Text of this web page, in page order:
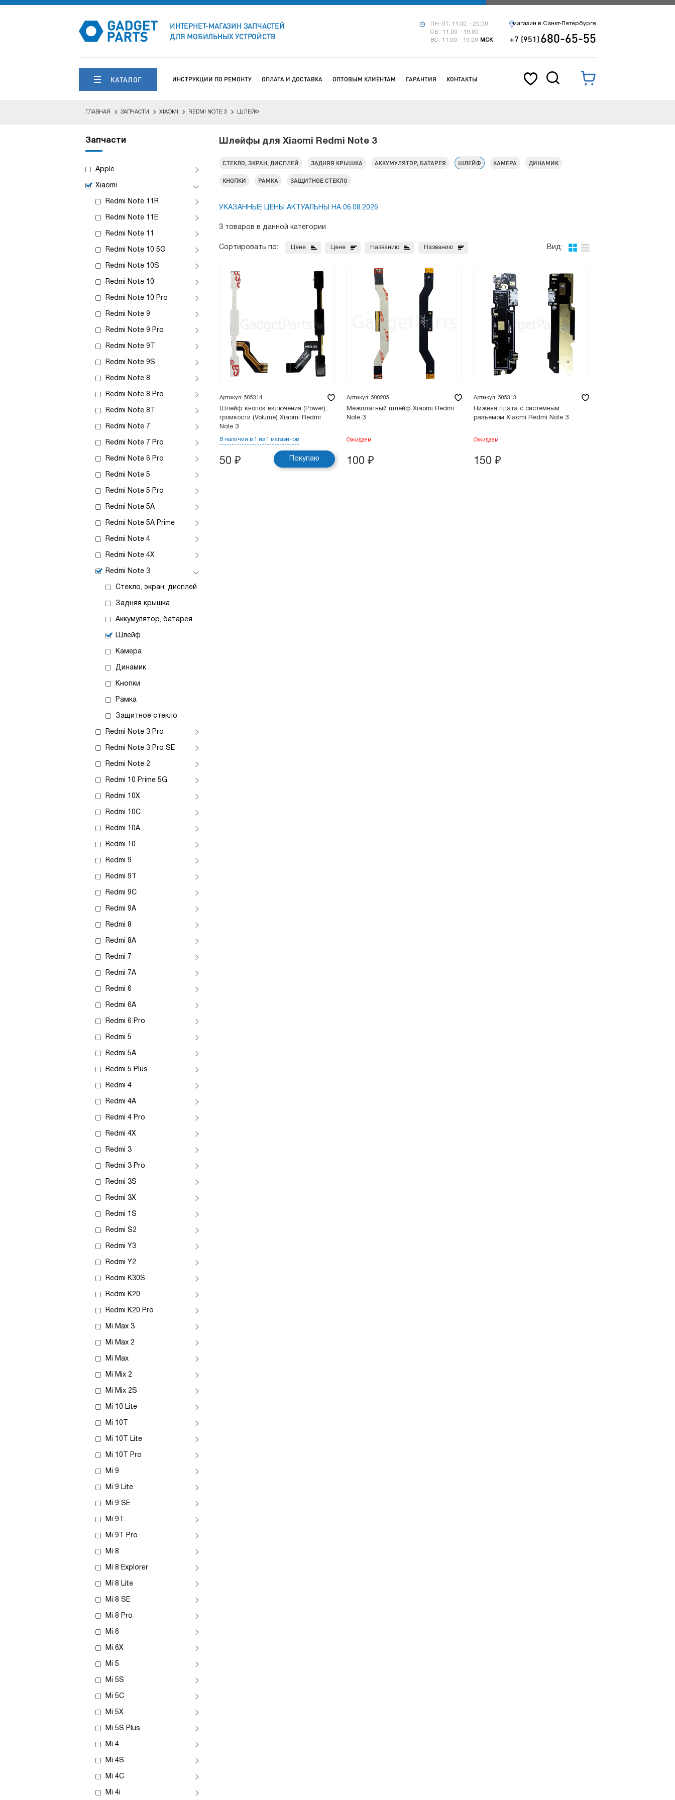
ИНТЕРНЕТ-МАГАЗИН ЗАПЧАСТЕЙ
ДЛЯ МОБИЛЬНЫХ УСТРОЙСТВ
ПН-ПТ: 11:00 - 20:00
СБ: 11:00 - 19:00
ВС: 11:00 - 19:00
МСК
магазин в Санкт-Петербурге
+7 (951)680-65-55
КАТАЛОГ ИНСТРУКЦИИ ПО РЕМОНТУ ОПЛАТА И ДОСТАВКА ОПТОВЫМ КЛИЕНТАМ ГАРАНТИЯ КОНТАКТЫ
ГЛАВНАЯ ЗАПЧАСТИ XIAOMI REDMI NOTE 3 ШЛЕЙФ
Запчасти
Apple
Xiaomi
Redmi Note 11R
Redmi Note 11E
Redmi Note 11
Redmi Note 10 5G
Redmi Note 10S
Redmi Note 10
Redmi Note 10 Pro
Redmi Note 9
Redmi Note 9 Pro
Redmi Note 9T
Redmi Note 9S
Redmi Note 8
Redmi Note 8 Pro
Redmi Note 8T
Redmi Note 7
Redmi Note 7 Pro
Redmi Note 6 Pro
Redmi Note 5
Redmi Note 5 Pro
Redmi Note 5A
Redmi Note 5A Prime
Redmi Note 4
Redmi Note 4X
Redmi Note 3
Стекло, экран, дисплей
Задняя крышка
Аккумулятор, батарея
Шлейф
Камера
Динамик
Кнопки
Рамка
Защитное стекло
Redmi Note 3 Pro
Redmi Note 3 Pro SE
Redmi Note 2
Redmi 10 Prime 5G
Redmi 10X
Redmi 10C
Redmi 10A
Redmi 10
Redmi 9
Redmi 9T
Redmi 9C
Redmi 9A
Redmi 8
Redmi 8A
Redmi 7
Redmi 7A
Redmi 6
Redmi 6A
Redmi 6 Pro
Redmi 5
Redmi 5A
Redmi 5 Plus
Redmi 4
Redmi 4A
Redmi 4 Pro
Redmi 4X
Redmi 3
Redmi 3 Pro
Redmi 3S
Redmi 3X
Redmi 1S
Redmi S2
Redmi Y3
Redmi Y2
Redmi K30S
Redmi K20
Redmi K20 Pro
Mi Max 3
Mi Max 2
Mi Max
Mi Mix 2
Mi Mix 2S
Mi 10 Lite
Mi 10T
Mi 10T Lite
Mi 10T Pro
Mi 9
Mi 9 Lite
Mi 9 SE
Mi 9T
Mi 9T Pro
Mi 8
Mi 8 Explorer
Mi 8 Lite
Mi 8 SE
Mi 8 Pro
Mi 6
Mi 6X
Mi 5
Mi 5S
Mi 5C
Mi 5X
Mi 5S Plus
Mi 4
Mi 4S
Mi 4C
Mi 4i
Шлейфы для Xiaomi Redmi Note 3
СТЕКЛО, ЭКРАН, ДИСПЛЕЙ ЗАДНЯЯ КРЫШКА АККУМУЛЯТОР, БАТАРЕЯ ШЛЕЙФ КАМЕРА ДИНАМИК
КНОПКИ РАМКА ЗАЩИТНОЕ СТЕКЛО
УКАЗАННЫЕ ЦЕНЫ АКТУАЛЬНЫ НА 06.08.2026
3 товаров в данной категории
Вид:
Сортировать по: Цене Цене Названию Названию
Артикул: 505314
Шлейф кнопок включения (Power),
громкости (Volume) Xiaomi Redmi
Note 3
В наличии в 1 из 1 магазинов
50 ₽ Покупаю
Артикул: 508285
Межплатный шлейф Xiaomi Redmi
Note 3
Ожидаем
100 ₽
Артикул: 505313
Нижняя плата с системным
разъемом Xiaomi Redmi Note 3
Ожидаем
150 ₽